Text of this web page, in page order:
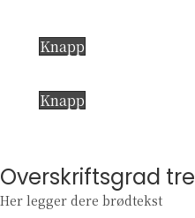
Knapp
Knapp
Overskriftsgrad tre
Her legger dere brødtekst